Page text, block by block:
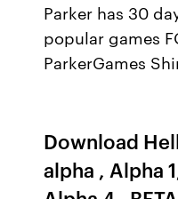
Parker has 30
popular games
ParkerGames
Download
alpha , Alpha